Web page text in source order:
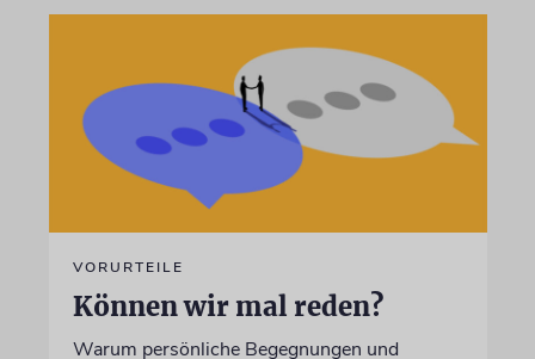
VORURTEILE
Können wir mal reden?
Warum persönliche Begegnungen und